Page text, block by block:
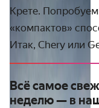
Крете. Попробуем
«компактов»
Итак, Chery или
Всё самое
неделю — в